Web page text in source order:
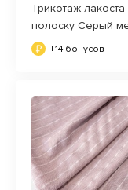
Трикотаж лакоста
полоску Серый
+14 бонусов